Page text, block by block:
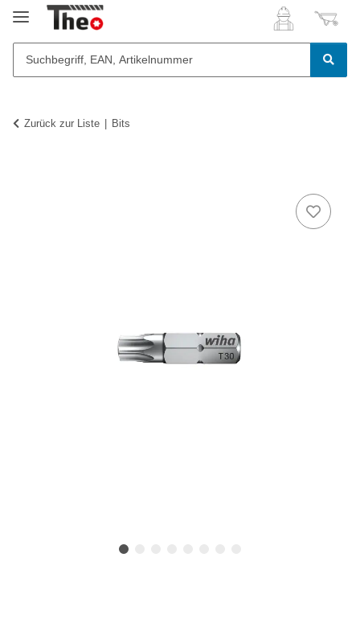
Zurück zur Liste Bits